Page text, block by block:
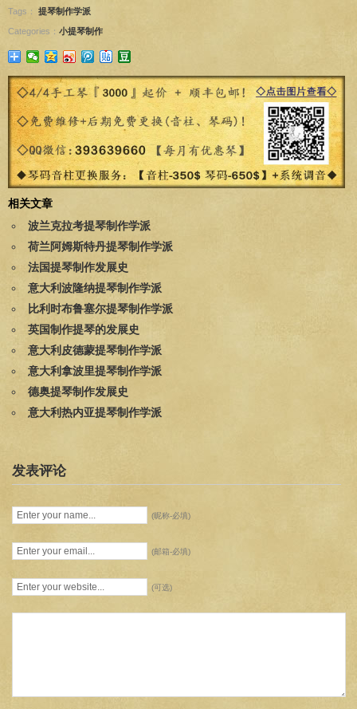
Tags： 提琴制作学派
Categories： 小提琴制作
相关文章
波兰克拉考提琴制作学派
荷兰阿姆斯特丹提琴制作学派
法国提琴制作发展史
意大利波隆纳提琴制作学派
比利时布鲁塞尔提琴制作学派
英国制作提琴的发展史
意大利皮德蒙提琴制作学派
意大利拿波里提琴制作学派
德奥提琴制作发展史
意大利热内亚提琴制作学派
发表评论
(昵称-必填)
(邮箱-必填)
(可选)